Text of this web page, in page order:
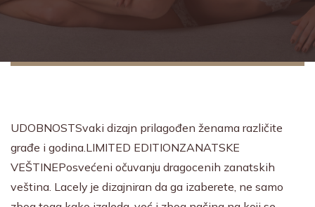
UDOBNOSTSvaki dizajn prilagođen ženama različite
građe i godina.LIMITED EDITIONZANATSKE
VEŠTINEPosvećeni očuvanju dragocenih zanatskih
veština. Lacely je dizajniran da ga izaberete, ne samo